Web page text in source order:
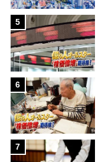
5
6
7